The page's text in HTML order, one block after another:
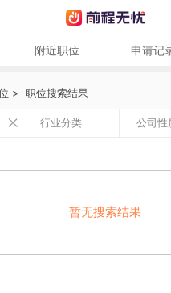
附近职位 申请记
> 职位搜索结果
行业分类 公司性
暂无搜索结果